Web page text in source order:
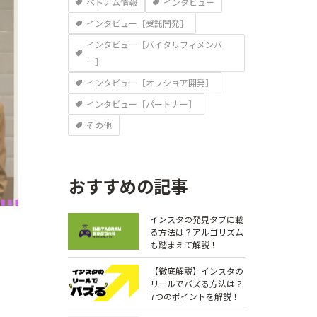
インタビュー［受託開発］
インタビュー［バイタリフィメンバ
ー］
インタビュー［オフショア開発］
インタビュー［パートナー］
その他
おすすめの記事
インスタの発見タブに載
る方法は？アルゴリズム
も踏まえて解説！
【徹底解説】インスタの
リールでバズる方法は？
7つのポイントを解説！￼